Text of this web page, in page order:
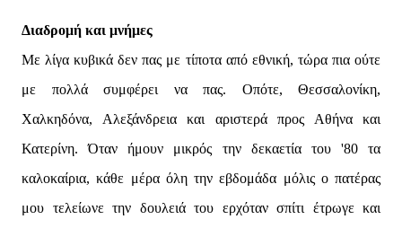
Διαδρομή και μνήμες
Με λίγα κυβικά δεν πας με τίποτα από εθνική, τώρα πια ούτε
με πολλά συμφέρει να πας. Οπότε, Θεσσαλονίκη,
Χαλκηδόνα, Αλεξάνδρεια και αριστερά προς Αθήνα και
Κατερίνη. Όταν ήμουν μικρός την δεκαετία του '80 τα
καλοκαίρια, κάθε μέρα όλη την εβδομάδα μόλις ο πατέρας
μου τελείωνε την δουλειά του ερχόταν σπίτι έτρωγε και